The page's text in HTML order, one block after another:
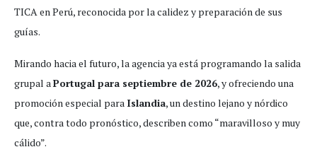
TICA en Perú, reconocida por la calidez y preparación de sus
guías.
Mirando hacia el futuro, la agencia ya está programando la salida
grupal aPortugal para septiembre de 2026, y ofreciendo una
promoción especial para Islandia, un destino lejano y nórdico
que, contra todo pronóstico, describen como “maravilloso y muy
cálido”.